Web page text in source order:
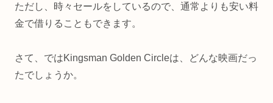
ただし、時々セールをしているので、通常よりも安い料
金で借りることもできます。
さて、ではKingsman Golden Circleは、どんな映画だっ
たでしょうか。